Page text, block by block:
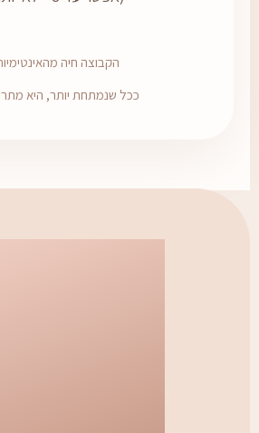
הקבוצה חיה מהאינטימיות.
ככל שנמתחת יותר, היא מתרופפת.